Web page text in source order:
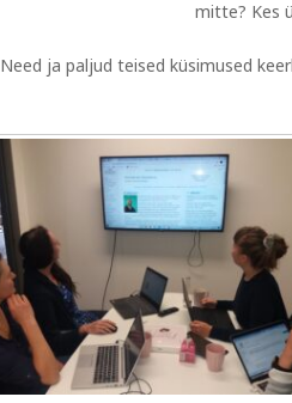
mitte? Kes
Need ja paljud teised küsimused